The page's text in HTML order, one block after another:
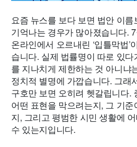
요즘 뉴스를 보다 보면 법안 이
기억나는 경우가 많아졌습니다.
온라인에서 오르내린 ‘입틀막법’
습니다. 실제 법률명이 따로 있
를 지나치게 제한하는 것 아니냐
정치적 별명에 가깝습니다. 그래
구호만 보면 오히려 헷갈립니다.
어떤 표현을 막으려는지, 그 기
지, 그리고 평범한 시민 생활에
수 있는지입니다.